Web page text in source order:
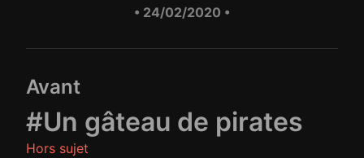
• 24/02/2020 •
Avant
#Un gâteau de pirates
Hors sujet